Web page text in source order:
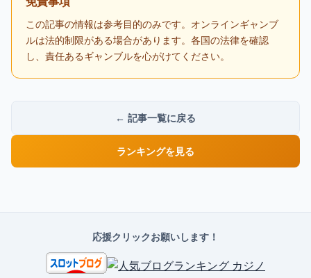
この記事の情報は参考目的のみです。オンラインギャンブ
ルは法的制限がある場合があります。各国の法律を確認
し、責任あるギャンブルを心がけてください。
← 記事一覧に戻る
ランキングを見る
応援クリックお願いします！